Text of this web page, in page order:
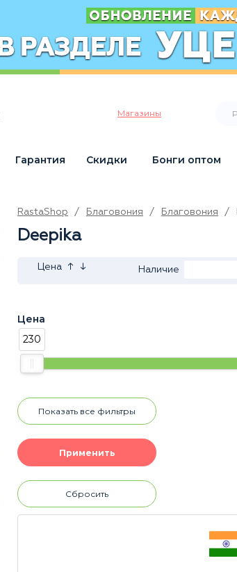
Магазины
Гарантия Скидки Бонги оптом
RastaShop / Благовония / Благовония /
Deepika
Цена ↑ ↓ Наличие
Цена
230
Показать все фильтры
Сбросить